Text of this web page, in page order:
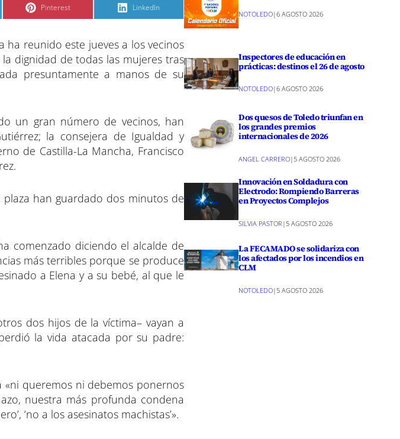
C
m
r
t
i
r
e
n
Pinterest C
m
r
t
i
r
e
n
LinkedIn
ha reunido este jueves a los vecinos
dignidad de todas las mujeres tras
presuntamente a manos de su
un gran número de vecinos, han
la consejera de Igualdad y
de Castilla-La Mancha, Francisco
han guardado dos minutos de
comenzado diciendo el alcalde de
más terribles porque se produce
a Elena y a su bebé, al que le
dos hijos de la víctima– vayan a
la vida atacada por su padre:
«ni queremos ni debemos ponernos
nuestra más profunda condena
‘no a los asesinatos machistas’».
NOTOLEDO|6 AGOSTO 2026
Inspectores de educación en
prácticas: destinos el 26 de agosto
NOTOLEDO|6 AGOSTO 2026
Dos quesos de Toledo triunfan en
los grandes premios
internacionales de 2026
ANGEL CARRERO| 5 AGOSTO 2026
Innovación en Soldadura con
Electrodo: Rompiendo Barreras
en Proyectos Complejos
SILVIA PASTOR | 5 AGOSTO 2026
La FECAMADO se solidariza con
los afectados por los incendios en
CLM
NOTOLEDO| 5 AGOSTO 2026